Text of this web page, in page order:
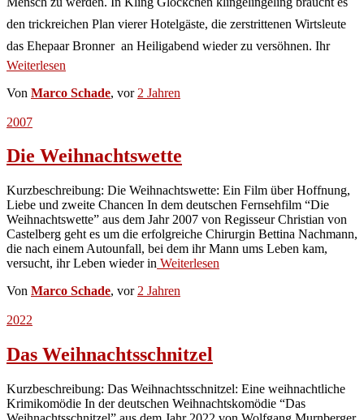
den trickreichen Plan vierer Hotelgäste, die zerstrittenen Wirtsleute 
das Ehepaar Bronner  an Heiligabend wieder zu versöhnen. Ihr
Weiterlesen
Von Marco Schade, vor 2 Jahren
2007
Die Weihnachtswette
Kurzbeschreibung: Die Weihnachtswette: Ein Film über Hoffnung,
Liebe und zweite Chancen In dem deutschen Fernsehfilm “Die
Weihnachtswette” aus dem Jahr 2007 von Regisseur Christian von
Castelberg geht es um die erfolgreiche Chirurgin Bettina Nachmann,
die nach einem Autounfall, bei dem ihr Mann ums Leben kam,
versucht, ihr Leben wieder in Weiterlesen
Von Marco Schade, vor 2 Jahren
2022
Das Weihnachtsschnitzel
Kurzbeschreibung: Das Weihnachtsschnitzel: Eine weihnachtliche
Krimikomödie In der deutschen Weihnachtskomödie “Das